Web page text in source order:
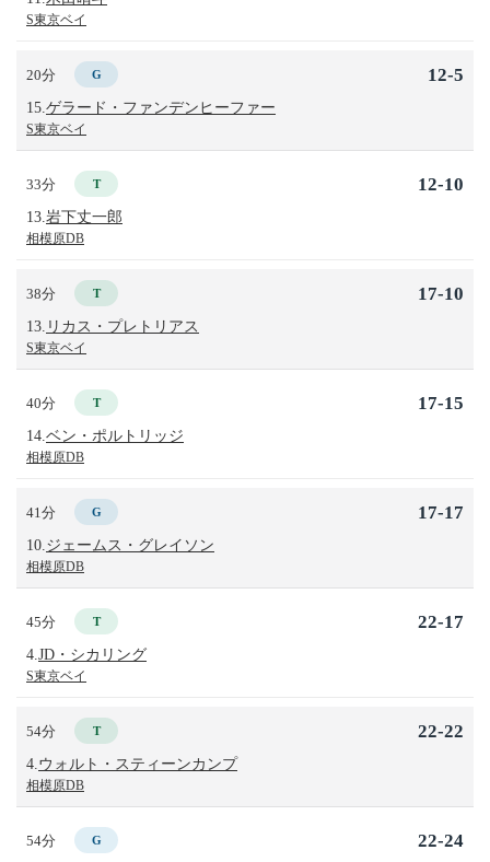
S東京ベイ
20分 G
15. ゲラード・ファンデンヒーファー
S東京ベイ
12-5
33分 T
13. 岩下丈一郎
相模原DB
12-10
38分 T
13. リカス・プレトリアス
S東京ベイ
17-10
40分 T
14. ベン・ポルトリッジ
相模原DB
17-15
41分 G
10. ジェームス・グレイソン
相模原DB
17-17
45分 T
4. JD・シカリング
S東京ベイ
22-17
54分 T
4. ウォルト・スティーンカンプ
相模原DB
22-22
54分 G 22-24